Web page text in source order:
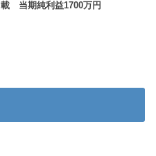
載 当期純利益1700万円